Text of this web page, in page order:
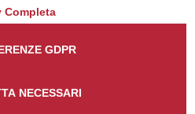
Completa
NECESSARI
GDPR